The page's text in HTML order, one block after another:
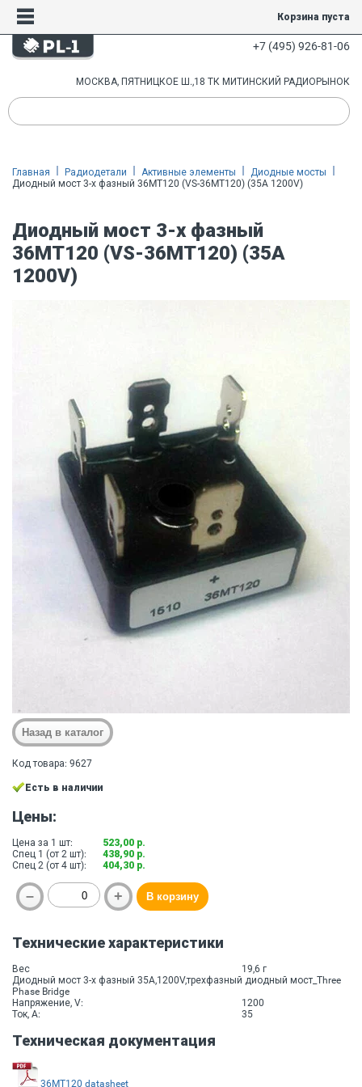
Корзина пуста
+7 (495) 926-81-06
МОСКВА, ПЯТНИЦКОЕ Ш.,18 ТК МИТИНСКИЙ РАДИОРЫНОК
Главная Радиодетали Активные элементы
Диодные мосты
Диодный мост 3-х фазный 36MT120 (VS-36MT120) (35A 1200V)
Диодный мост 3-х фазный
36MT120 (VS-36MT120) (35A
1200V)
Код товара: 9627
Есть в наличии
Цены:
Цена за 1 шт:
523,00 р.
Спец 1 (от 2 шт):
438,90 р.
Спец 2 (от 4 шт):
404,30 р.
Технические характеристики
Вес
19,6 г
Диодный мост 3-х фазный 35A,1200V,трехфазный диодный мост_Three
Phase Bridge
Напряжение, V:
1200
Ток, A:
35
Техническая документация
36MT120 datasheet